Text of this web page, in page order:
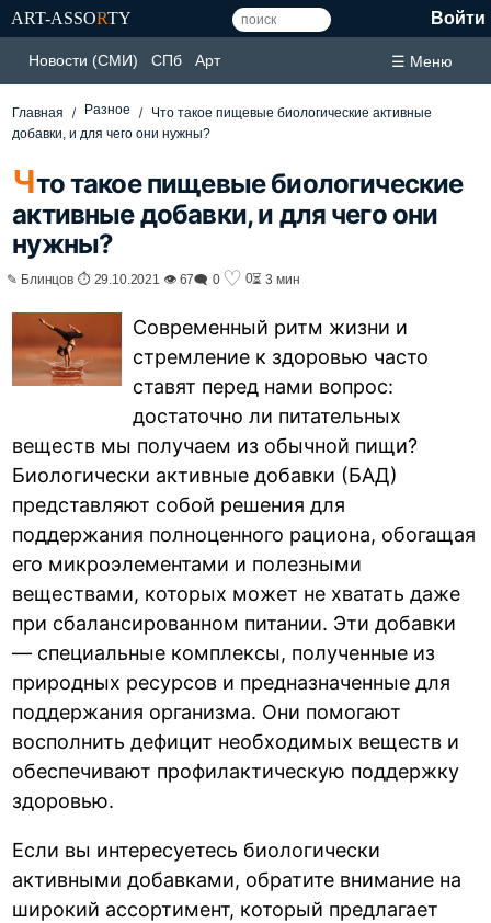
ART-ASSORTY Войти
Новости (СМИ) СПб Арт ☰ Меню
Главная Разное
Что такое пищевые биологические активные
добавки, и для чего они нужны?
Что такое пищевые биологические
активные добавки, и для чего они
нужны?
✎ Блинцов ⏱ 29.10.2021 👁 67🗨 0 ♡ 0⏳ 3 мин
Современный ритм жизни и
стремление к здоровью часто
ставят перед нами вопрос:
достаточно ли питательных
веществ мы получаем из обычной пищи?
Биологически активные добавки (БАД)
представляют собой решения для
поддержания полноценного рациона, обогащая
его микроэлементами и полезными
веществами, которых может не хватать даже
при сбалансированном питании. Эти добавки
— специальные комплексы, полученные из
природных ресурсов и предназначенные для
поддержания организма. Они помогают
восполнить дефицит необходимых веществ и
обеспечивают профилактическую поддержку
здоровью.
Если вы интересуетесь биологически
активными добавками, обратите внимание на
широкий ассортимент, который предлагает